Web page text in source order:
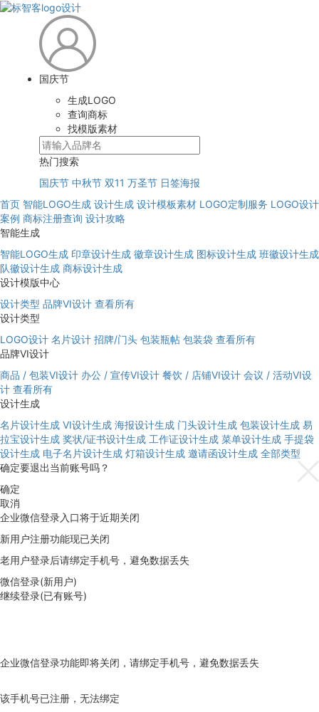
国庆节
生成LOGO
查询商标
找模版素材
热门搜索
国庆节 中秋节 双11 万圣节 日签海报
首页 智能LOGO生成 设计生成 设计模板素材 LOGO定制服务 LOGO设计
案例 商标注册查询 设计攻略
智能生成
智能LOGO生成 印章设计生成 徽章设计生成 图标设计生成 班徽设计生成
队徽设计生成 商标设计生成
设计模版中心
设计类型 品牌VI设计 查看所有
设计类型
LOGO设计 名片设计 招牌/门头 包装瓶帖 包装袋 查看所有
品牌VI设计
商品 / 包装VI设计 办公 / 宣传VI设计 餐饮 / 店铺VI设计 会议 / 活动VI设
计 查看所有
设计生成
名片设计生成 VI设计生成 海报设计生成 门头设计生成 包装设计生成 易
拉宝设计生成 奖状/证书设计生成 工作证设计生成 菜单设计生成 手提袋
设计生成 电子名片设计生成 灯箱设计生成 邀请函设计生成 全部类型
确定要退出当前账号吗？
确定
取消
企业微信登录入口将于近期关闭
新用户注册功能现已关闭
老用户登录后请绑定手机号，避免数据丢失
微信登录(新用户)
继续登录(已有账号)
企业微信登录功能即将关闭，请绑定手机号，避免数据丢失
该手机号已注册，无法绑定